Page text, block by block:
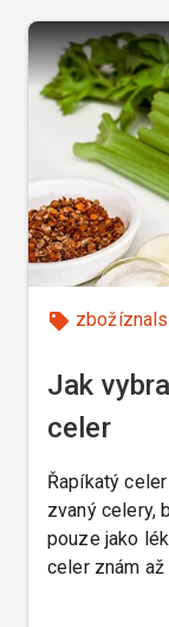
Jak
celer
Řapíkatý
zvaný celery,
pouze jako
celer znám